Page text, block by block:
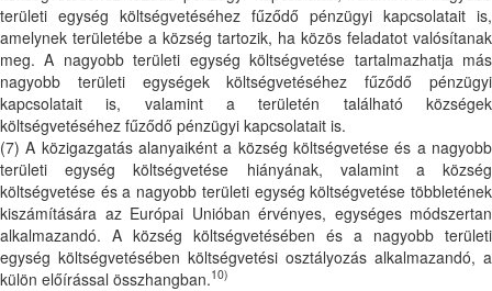
területi egység költségvetéséhez fűződő pénzügyi kapcsolatait is,
amelynek területébe a község tartozik, ha közös feladatot valósítanak
meg. A nagyobb területi egység költségvetése tartalmazhatja más
nagyobb területi egységek költségvetéséhez fűződő pénzügyi
kapcsolatait is, valamint a területén található községek
költségvetéséhez fűződő pénzügyi kapcsolatait is.
(7) A közigazgatás alanyaiként a község költségvetése és a nagyobb
területi egység költségvetése hiányának, valamint a község
költségvetése és a nagyobb területi egység költségvetése többletének
kiszámítására az Európai Unióban érvényes, egységes módszertan
alkalmazandó. A község költségvetésében és a nagyobb területi
egység költségvetésében költségvetési osztályozás alkalmazandó, a
külön előírással összhangban.10)